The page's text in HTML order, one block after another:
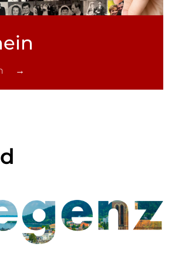
→